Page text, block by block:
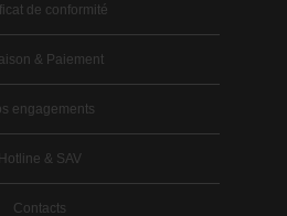
de conformité
& Paiement
engagements
Hotline & SAV
Contacts